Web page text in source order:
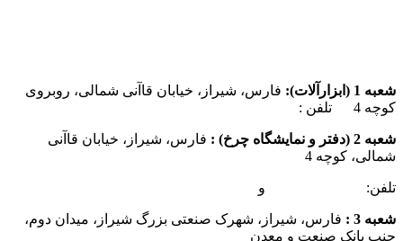
شعبه 1 (ابزارآلات):
فارس، شیراز، خیابان قاآنی شمالی، روبروی
کوچه 4 تلفن :
شعبه 2 (دفتر و نمایشگاه چرخ) :
فارس، شیراز، خیابان قاآنی
شمالی، کوچه 4
تلفن: و
شعبه 3 :
فارس، شیراز، شهرک صنعتی بزرگ شیراز، میدان دوم،
جنب بانک صنعت و معدن